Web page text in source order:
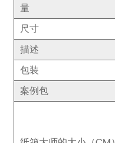
量
尺寸
描述
包装
案例包